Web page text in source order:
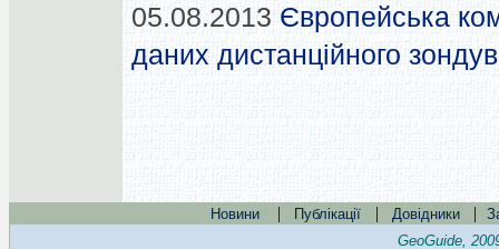
05.08.2013 Європейська
даних дистанційного
Новини | Публікації | Довідники |
GeoGuide,